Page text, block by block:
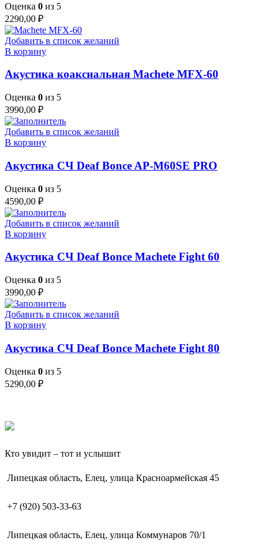
Оценка 0 из 5
2290,00 ₽
Добавить в список желаний
В корзину
Акустика коаксиальная Machete MFX-60
Оценка 0 из 5
3990,00 ₽
Добавить в список желаний
В корзину
Акустика СЧ Deaf Bonce AP-M60SE PRO
Оценка 0 из 5
4590,00 ₽
Добавить в список желаний
В корзину
Акустика СЧ Deaf Bonce Machete Fight 60
Оценка 0 из 5
3990,00 ₽
Добавить в список желаний
В корзину
Акустика СЧ Deaf Bonce Machete Fight 80
Оценка 0 из 5
5290,00 ₽
Кто увидит – тот и услышит
Липецкая область, Елец, улица Красноармейская 45
+7 (920) 503-33-63
Липецкая область, Елец, улица Коммунаров 70/1